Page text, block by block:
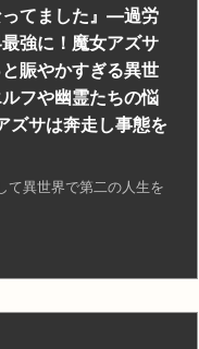
てました』―過労
強に！魔女アズサ
賑やかすぎる異世
フや幽霊たちの悩
ズサは奔走し事態を
て異世界で第二の人生を